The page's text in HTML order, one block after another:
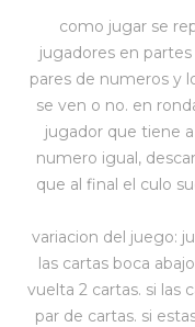
como jugar se
jugadores en
pares de numeros y
se ven o no. en
jugador que tiene
numero igual,
que al final el culo
variacion del juego:
las cartas boca
vuelta 2 cartas. si las
par de cartas. si
Juguetes y
Ferretería
Vestimenta y